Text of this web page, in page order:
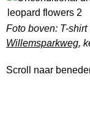
Foto boven: T-
Willemsparkweg,
Scroll naar